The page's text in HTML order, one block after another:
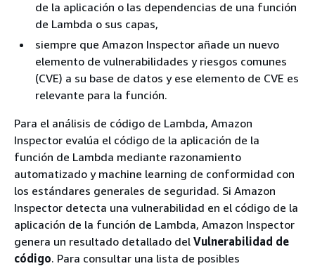
de la aplicación o las dependencias de una función
de Lambda o sus capas,
siempre que Amazon Inspector añade un nuevo
elemento de vulnerabilidades y riesgos comunes
(CVE) a su base de datos y ese elemento de CVE es
relevante para la función.
Para el análisis de código de Lambda, Amazon
Inspector evalúa el código de la aplicación de la
función de Lambda mediante razonamiento
automatizado y machine learning de conformidad con
los estándares generales de seguridad. Si Amazon
Inspector detecta una vulnerabilidad en el código de la
aplicación de la función de Lambda, Amazon Inspector
genera un resultado detallado del Vulnerabilidad de
código. Para consultar una lista de posibles